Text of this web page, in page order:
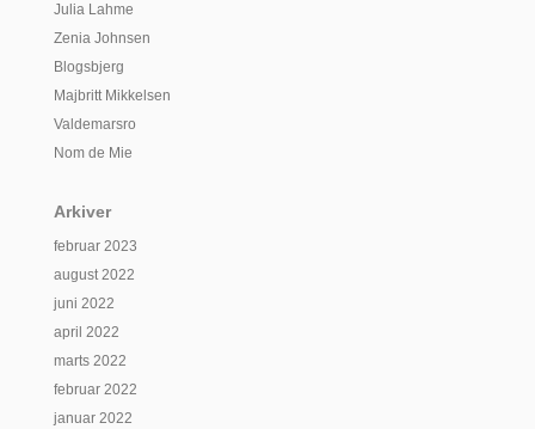
Julia Lahme
Zenia Johnsen
Blogsbjerg
Majbritt Mikkelsen
Valdemarsro
Nom de Mie
Arkiver
februar 2023
august 2022
juni 2022
april 2022
marts 2022
februar 2022
januar 2022